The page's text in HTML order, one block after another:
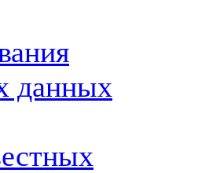
данных